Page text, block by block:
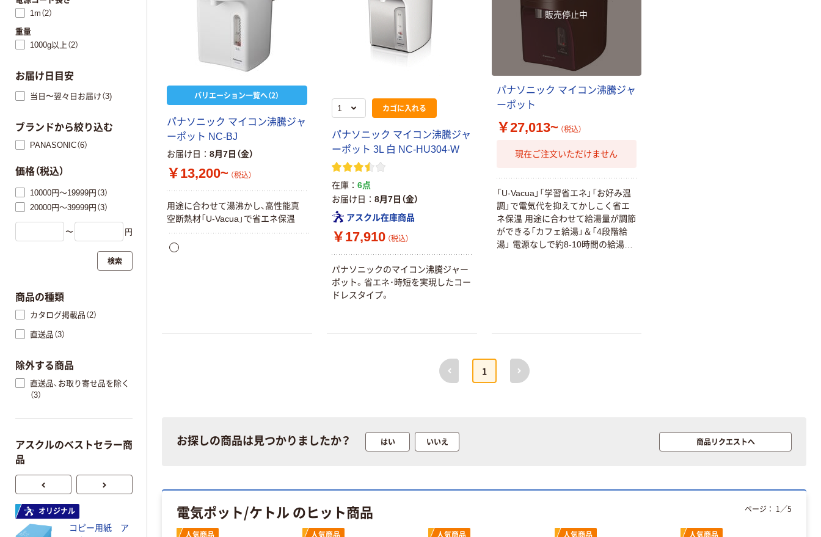
バリエーション一覧へ（2）
パナソニック マイコン沸騰ジャ
ーポット NC-BJ
お届け日 8月7日（金）
￥13,200~ （税込）
用途に合わせて湯沸かし、高性能真
空断熱材「U-Vacua」で省エネ保温
カゴに入れる
パナソニック マイコン沸騰ジャ
ーポット 3L 白 NC-HU304-W
在庫
6点
お届け日
8月7日（金）
アスクル在庫商品
￥17,910 （税込）
パナソニックのマイコン沸騰ジャー
ポット。省エネ･時短を実現したコー
ドレスタイプ。
販売停止中
パナソニック マイコン沸騰ジャ
ーポット
￥27,013~ （税込）
現在ご注文いただけません
「U-Vacua」「学習省エネ」「お好み温
調」で電気代を抑えてかしこく省エ
ネ保温 用途に合わせて給湯量が調節
ができる「カフェ給湯」＆「4段階給
湯」 電源なしで約8-10時間の給湯が
前へ
1
次へ
お探しの商品は見つかりましたか？ はい いいえ 商品リクエストへ
電気ポット/ケトル のヒット商品 ページ： 1 ／5
1m（2）
重量
1000g以上（2）
お届け日目安
当日〜翌々日お届け（3)
ブランドから絞り込む
PANASONIC（6）
価格（税込）
10000円～19999円（3）
20000円～39999円（3）
〜 円
検索
商品の種類
カタログ掲載品（2）
直送品（3）
除外する商品
直送品、お取り寄せ品を除く
（3）
アスクルのベストセラー商
品
オリジナル
コピー用紙 ア
本気プライス
トイレットペー
本気プライス
トイレットペー
スズラン 酒精綿